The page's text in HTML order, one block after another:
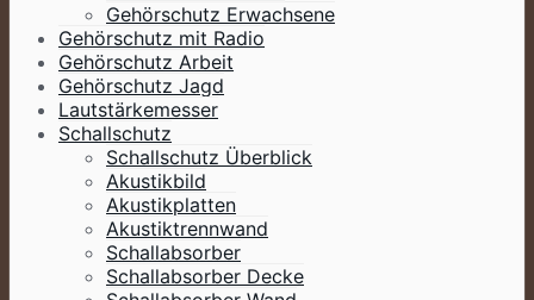
Gehörschutz Erwachsene
Gehörschutz mit Radio
Gehörschutz Arbeit
Gehörschutz Jagd
Lautstärkemesser
Schallschutz
Schallschutz Überblick
Akustikbild
Akustikplatten
Akustiktrennwand
Schallabsorber
Schallabsorber Decke